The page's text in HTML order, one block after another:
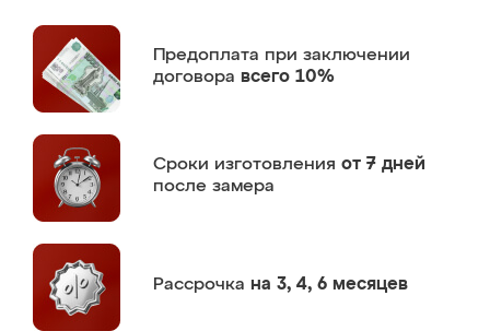
Предоплата при заключении
договора всего 10%
Сроки изготовления от 7 дней
после замера
Рассрочка на 3, 4, 6 месяцев